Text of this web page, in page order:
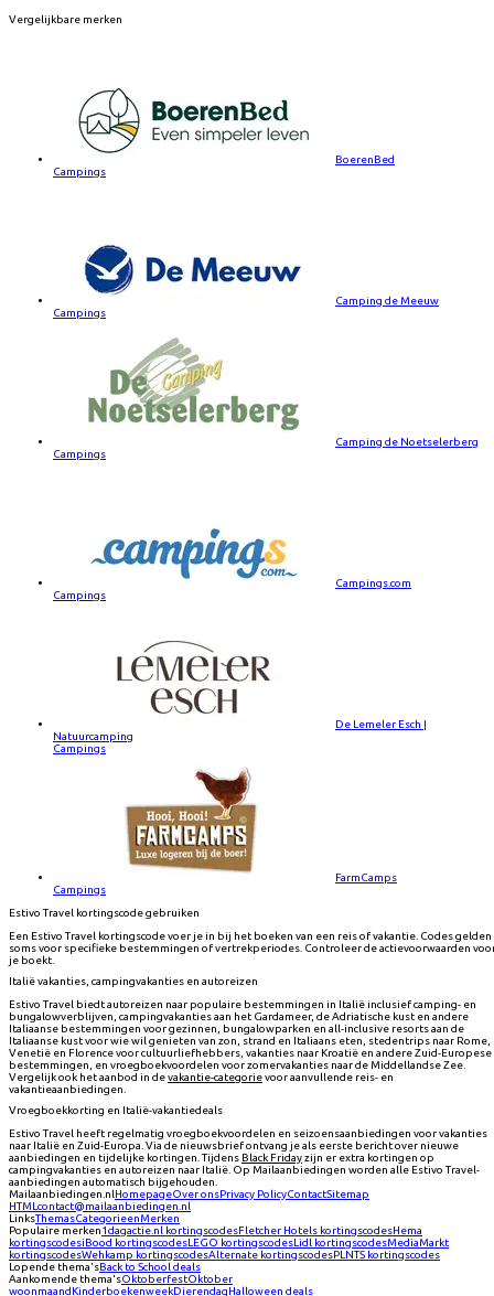
Vergelijkbare merken
BoerenBed
Campings
Camping de Meeuw
Campings
Camping de Noetselerberg
Campings
Campings.com
Campings
De Lemeler Esch |
Natuurcamping
Campings
FarmCamps
Campings
Estivo Travel kortingscode gebruiken
Een Estivo Travel kortingscode voer je in bij het boeken van een reis of vakantie. Codes gelden
soms voor specifieke bestemmingen of vertrekperiodes. Controleer de actievoorwaarden
je boekt.
Italië vakanties, campingvakanties en autoreizen
Estivo Travel biedt autoreizen naar populaire bestemmingen in Italië inclusief camping- en
bungalowverblijven, campingvakanties aan het Gardameer, de Adriatische kust en andere
Italiaanse bestemmingen voor gezinnen, bungalowparken en all-inclusive resorts aan de
Italiaanse kust voor wie wil genieten van zon, strand en Italiaans eten, stedentrips naar Rome,
Venetië en Florence voor cultuurliefhebbers, vakanties naar Kroatië en andere Zuid-Europese
bestemmingen, en vroegboekvoordelen voor zomervakanties naar de Middellandse Zee.
Vergelijk ook het aanbod in devakantie-categorievoor aanvullende reis- en
vakantieaanbiedingen.
Vroegboekkorting en Italië-vakantiedeals
Estivo Travel heeft regelmatig vroegboekvoordelen en seizoensaanbiedingen voor vakanties
naar Italië en Zuid-Europa. Via de nieuwsbrief ontvang je als eerste bericht over nieuwe
aanbiedingen en tijdelijke kortingen. Tijdens Black Fridayzijn er extra kortingen op
campingvakanties en autoreizen naar Italië. Op Mailaanbiedingen worden alle Estivo Travel-
aanbiedingen automatisch bijgehouden.
Mailaanbiedingen.nlHomepageOver onsPrivacy PolicyContactSitemap
HTMLcontact@mailaanbiedingen.nl
LinksThemasCategorieenMerken
Populaire merken1dagactie.nl kortingscodesFletcher Hotels kortingscodesHema
kortingscodesiBood kortingscodesLEGO kortingscodesLidl kortingscodesMediaMarkt
kortingscodesWehkamp kortingscodesAlternate kortingscodesPLNTS kortingscodes
Lopende thema'sBack to School deals
Aankomende thema'sOktoberfestOktober
woonmaand KinderboekenweekDierendag Halloween deals